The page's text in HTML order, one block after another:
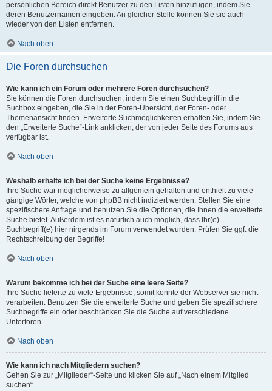
persönlichen Bereich direkt Benutzer zu den Listen hinzufügen, indem Sie
deren Benutzernamen eingeben. An gleicher Stelle können Sie sie auch
wieder von den Listen entfernen.
Nach oben
Die Foren durchsuchen
Wie kann ich ein Forum oder mehrere Foren durchsuchen?
Sie können die Foren durchsuchen, indem Sie einen Suchbegriff in die
Suchbox eingeben, die Sie in der Foren-Übersicht, der Foren- oder
Themenansicht finden. Erweiterte Suchmöglichkeiten erhalten Sie, indem Sie
den „Erweiterte Suche“-Link anklicken, der von jeder Seite des Forums aus
verfügbar ist.
Nach oben
Weshalb erhalte ich bei der Suche keine Ergebnisse?
Ihre Suche war möglicherweise zu allgemein gehalten und enthielt zu viele
gängige Wörter, welche von phpBB nicht indiziert werden. Stellen Sie eine
spezifischere Anfrage und benutzen Sie die Optionen, die Ihnen die erweiterte
Suche bietet. Außerdem ist es natürlich auch möglich, dass Ihr(e)
Suchbegriff(e) hier nirgends im Forum verwendet wurden. Prüfen Sie ggf. die
Rechtschreibung der Begriffe!
Nach oben
Warum bekomme ich bei der Suche eine leere Seite?
Ihre Suche lieferte zu viele Ergebnisse, somit konnte der Webserver sie nicht
verarbeiten. Benutzen Sie die erweiterte Suche und geben Sie spezifischere
Suchbegriffe ein oder beschränken Sie die Suche auf verschiedene
Unterforen.
Nach oben
Wie kann ich nach Mitgliedern suchen?
Gehen Sie zur „Mitglieder“-Seite und klicken Sie auf „Nach einem Mitglied
suchen“.